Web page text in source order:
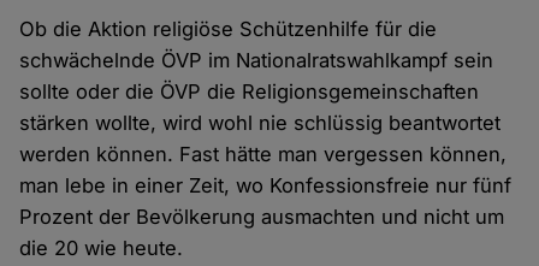
Ob die Aktion religiöse Schützenhilfe für die
schwächelnde ÖVP im Nationalratswahlkampf sein
sollte oder die ÖVP die Religionsgemeinschaften
stärken wollte, wird wohl nie schlüssig beantwortet
werden können. Fast hätte man vergessen können,
man lebe in einer Zeit, wo Konfessionsfreie nur fünf
Prozent der Bevölkerung ausmachten und nicht um
die 20 wie heute.